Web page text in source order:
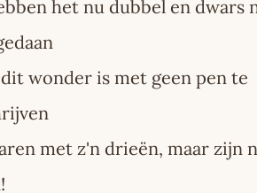
het nu dubbel en dwars
wonder is met geen pen te
met z'n drieën, maar zijn